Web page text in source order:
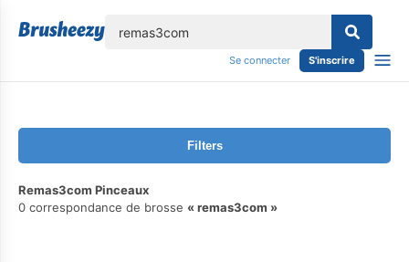
Se connecter S'inscrire
Filters
Remas3com Pinceaux
0 correspondance de brosse
remas3com